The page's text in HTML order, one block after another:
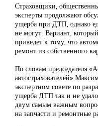
Страховщики,
эксперты продолжают
ущерба при ДТП, однако
не могут. Вариант,
приведет к тому, что
ремонт из собственного
По словам председателя
автострахователей»
экспертном совете по
ущерба ДТП так и не
двум самым важным
на запчасти и ремонтные